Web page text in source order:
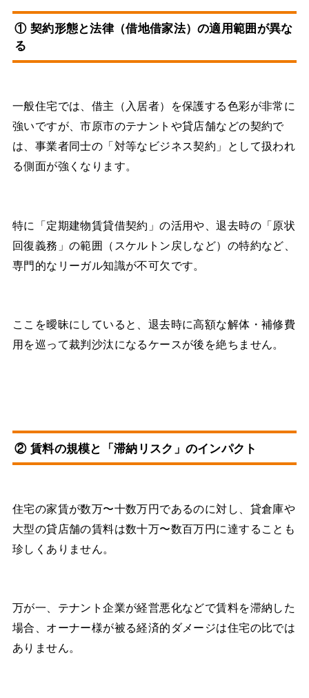
① 契約形態と法律（借地借家法）の適用範囲が異な
る
一般住宅では、借主（入居者）を保護する色彩が非常に
強いですが、市原市のテナントや貸店舗などの契約で
は、事業者同士の「対等なビジネス契約」として扱われ
る側面が強くなります。
特に「定期建物賃貸借契約」の活用や、退去時の「原状
回復義務」の範囲（スケルトン戻しなど）の特約など、
専門的なリーガル知識が不可欠です。
ここを曖昧にしていると、退去時に高額な解体・補修費
用を巡って裁判沙汰になるケースが後を絶ちません。
② 賃料の規模と「滞納リスク」のインパクト
住宅の家賃が数万〜十数万円であるのに対し、貸倉庫や
大型の貸店舗の賃料は数十万〜数百万円に達することも
珍しくありません。
万が一、テナント企業が経営悪化などで賃料を滞納した
場合、オーナー様が被る経済的ダメージは住宅の比では
ありません。